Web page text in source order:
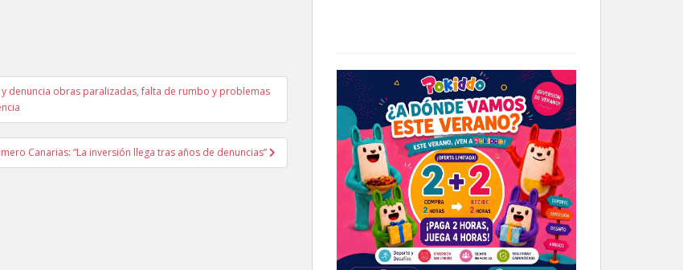
y denuncia obras paralizadas, falta de rumbo y problemas
Canarias: “La inversión llega tras años de denuncias”